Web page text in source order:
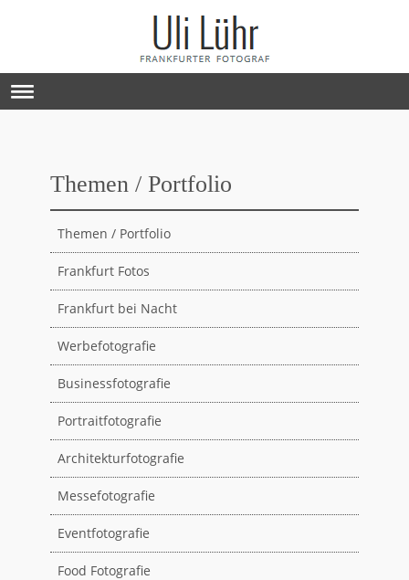
Themen / Portfolio
Themen / Portfolio
Frankfurt Fotos
Frankfurt bei Nacht
Werbefotografie
Businessfotografie
Portraitfotografie
Architekturfotografie
Messefotografie
Eventfotografie
Food Fotografie